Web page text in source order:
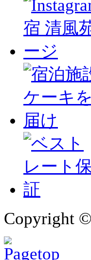
Copyright ©